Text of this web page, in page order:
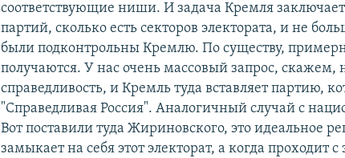
соответствующие ниши. И задача Кремля
партий, сколько есть секторов электората, и не
были подконтрольны Кремлю. По существу,
получаются. У нас очень массовый запрос, скажем,
справедливость, и Кремль туда вставляет партию,
"Справедливая Россия". Аналогичный случай с
Вот поставили туда Жириновского, это идеальное
замыкает на себя этот электорат, а когда проходит